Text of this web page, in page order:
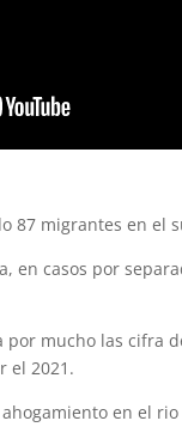
87 migrantes en el
en casos por
por mucho las cifra
el 2021.
en el